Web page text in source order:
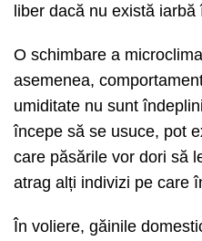
liber dacă nu există iarbă
O schimbare a
asemenea,
umiditate nu sunt
începe să se usuce, pot
care păsările vor dori să
atrag alți indivizi pe care
În voliere, găinile